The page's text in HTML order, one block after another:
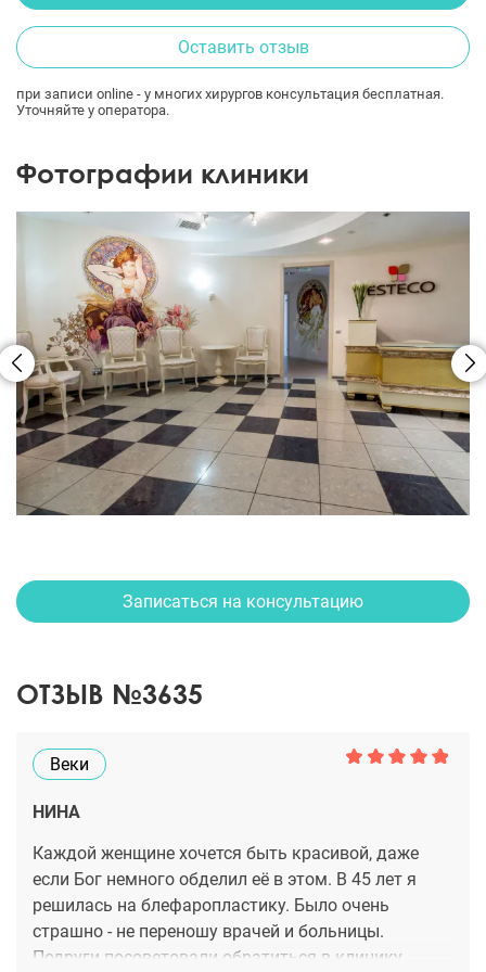
Оставить отзыв
при записи online - у многих хирургов консультация бесплатная.
Уточняйте у оператора.
Фотографии клиники
Записаться на консультацию
ОТЗЫВ №3635
Веки
НИНА
Каждой женщине хочется быть красивой, даже
если Бог немного обделил её в этом. В 45 лет я
решилась на блефаропластику. Было очень
страшно - не переношу врачей и больницы.
Подруги посоветовали обратиться в клинику